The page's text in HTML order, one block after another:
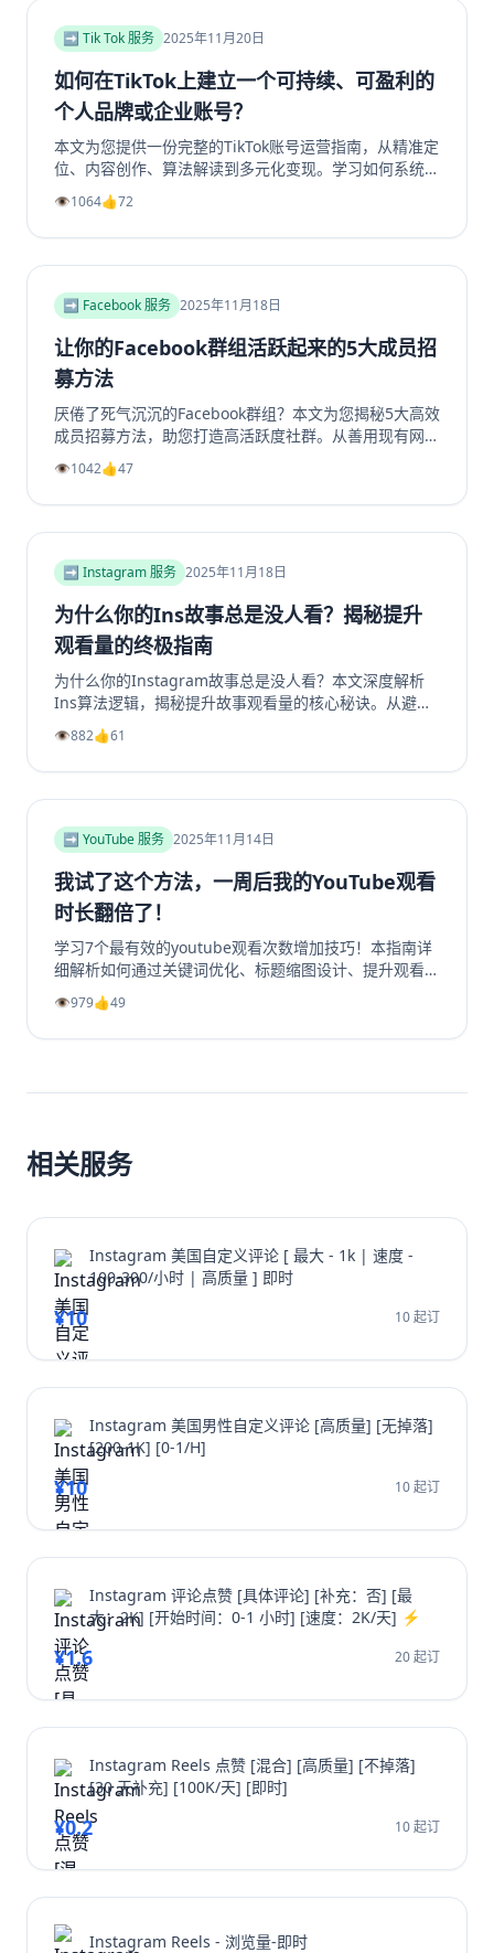
即了解如何提升你的YouTube视频收益！
➡️ Tik Tok 服务 2025年11月20日
如何在TikTok上建立一个可持续、可盈利的
个人品牌或企业账号？
本文为您提供一份完整的TikTok账号运营指南，从精准定
位、内容创作、算法解读到多元化变现。学习如何系统性
地构建一个具有持久生命力和盈利能力的TikTok个人品牌
或企业账号，避免常见陷阱，实现商业增长。掌握核心策
略，玩转TikTok营销。
👁️1064👍72
➡️ Facebook 服务 2025年11月18日
让你的Facebook群组活跃起来的5大成员招
募方法
厌倦了死气沉沉的Facebook群组？本文为您揭秘5大高效
成员招募方法，助您打造高活跃度社群。从善用现有网
络、优化群组资料，到利用Facebook生态系统内部引
流、创造高价值内容，再到策划专属活动，我们提供一步
步的实操指南。学习如何将精准用户转化为活跃成员，彻
Facebook群组重现生机与活力。立即阅读，开启您的社
群繁荣之路！
👁️1042👍47
➡️ Instagram 服务 2025年11月18日
为什么你的Ins故事总是没人看？揭秘提升
观看量的终极指南
为什么你的Instagram故事总是没人看？本文深度解析
Ins算法逻辑，揭秘提升故事观看量的核心秘诀。从避免
内容陷阱、善用投票问答等互动工具，到优化发布时机、
利用精选故事功能，我们提供一套完整的实战指南。学习
如何创作吸引眼球的开场、提供娱乐或教育价值，并有效
得更多Instagram帖子点赞，这篇超过2000字的终极指
南都将为你指明方向，让你的Ins故事从无人问津变为流
量磁石。
👁️882👍61
➡️ YouTube 服务 2025年11月14日
我试了这个方法，一周后我的YouTube观看
时长翻倍了！
学习7个最有效的youtube观看次数增加技巧！本指南详
细解析如何通过关键词优化、标题缩图设计、提升观看时
长、利用Shorts引流及社群运营等策略，系统性地提升
你的YouTube视频播放量、YouTube订阅和YouTube观
看时长。无论新手或老手，都能通过这些实战方法让频道
👁️979👍49
相关服务
Instagram 美国自定义评论 [ 最大 - 1k | 速度 -
100-300/小时 | 高质量 ] 即时
¥10 10 起订
Instagram 美国男性自定义评论 [高质量] [无掉落]
[200-1K] [0-1/H]
¥10 10 起订
Instagram 评论点赞 [具体评论] [补充：否] [最
大：2K] [开始时间：0-1 小时] [速度：2K/天] ⚡️
¥1.6 20 起订
Instagram Reels 点赞 [混合] [高质量] [不掉落]
[30 天补充] [100K/天] [即时]
¥0.2 10 起订
Instagram Reels - 浏览量-即时